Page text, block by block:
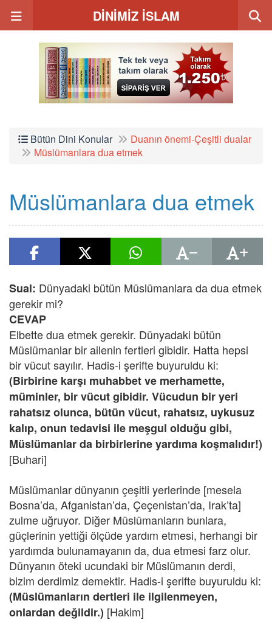
DİNİMİZ İSLAM
Bütün Dini Konular
Duanın önemi-Çeşitli dualar
Müslümanlara dua etmek
Müslümanlara dua etmek
Sual: Dünyadaki bütün Müslümanlara da dua etmek
gerekir mi?
CEVAP
Elbette dua etmek gerekir. Dünyadaki bütün
Müslümanlar bir ailenin fertleri gibidir. Hatta hepsi
bir vücut sayılır. Hadis-i şerifte buyuruldu ki:
(Birbirine karşı muhabbet ve merhamette,
müminler, bir vücut gibidir. Vücudun bir yeri
rahatsız olunca, bütün vücut, rahatsız, uykusuz
kalıp, onun tedavisi ile meşgul olduğu gibi,
Müslümanlar da birbirlerine yardıma koşmalıdır!)
[Buhari]
Müslümanlar dünyanın çeşitli yerlerinde [mesela
Bosna’da, Afganistan’da, Çeçenistan’da, Irak’ta]
zulme uğruyor. Diğer Müslümanların bunlara,
güçlerinin yettiği ölçüde yardım etmesi, herhangi bir
yardımda bulunamayanın da, dua etmesi farz olur.
Dünyanın öteki ucundaki bir Müslümanın derdi,
bizim derdimiz demektir. Hadis-i şerifte buyuruldu ki:
(Müslümanların dertleri ile ilgilenmeyen,
onlardan değildir.) [Hakim]